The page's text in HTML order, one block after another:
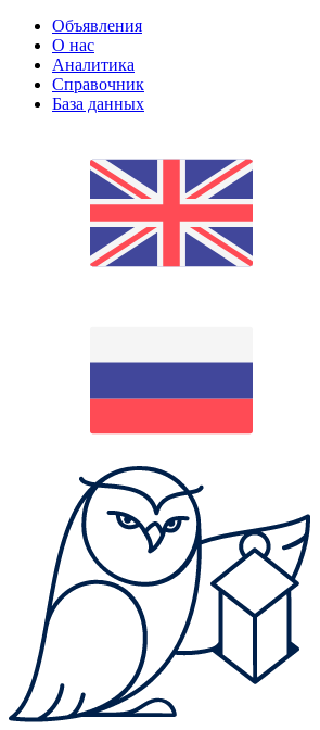
Объявления
О нас
Аналитика
Справочник
База данных